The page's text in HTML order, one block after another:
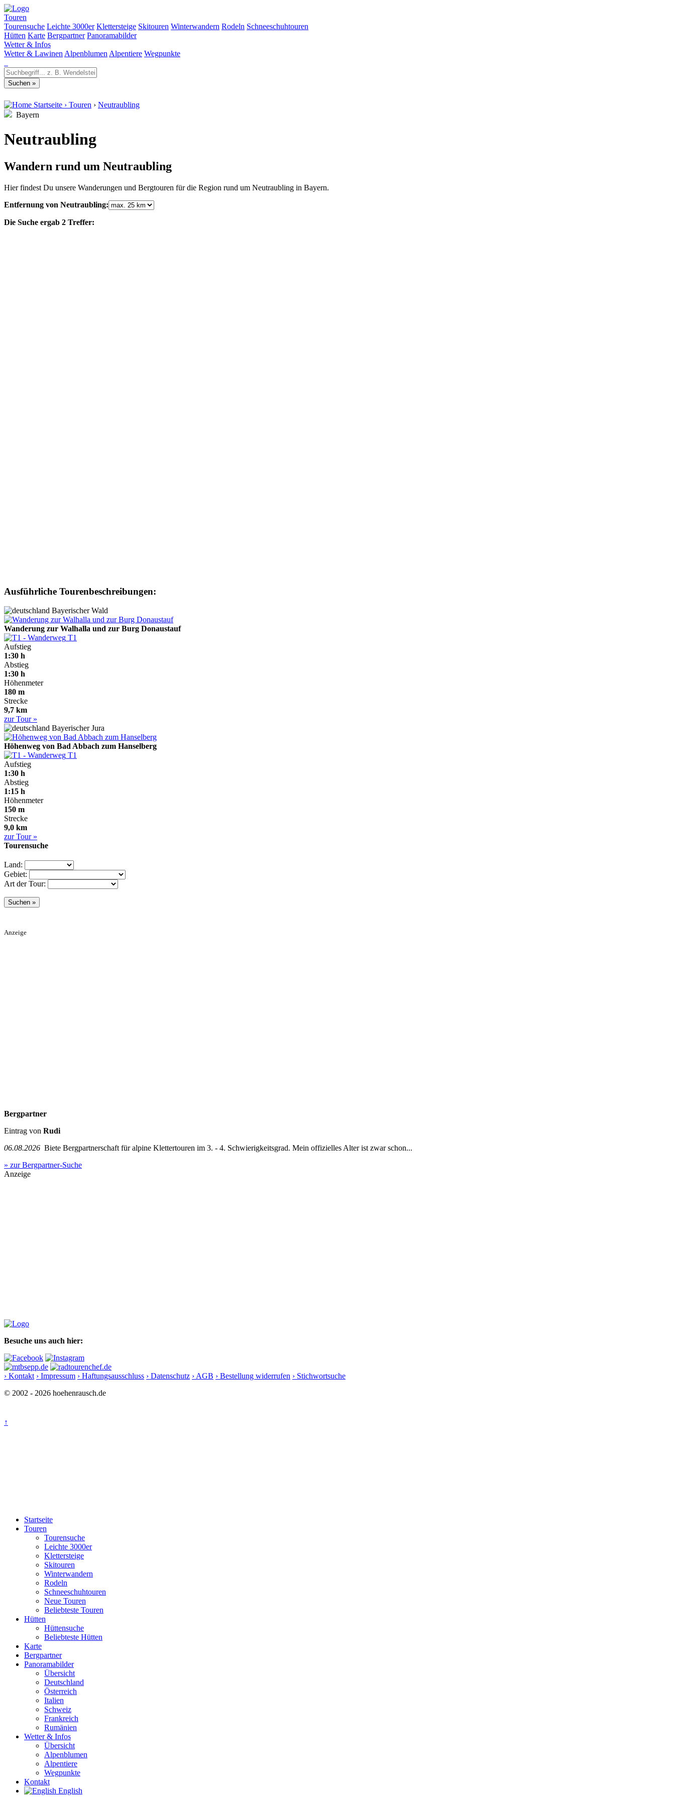
Touren
Tourensuche Leichte 3000er Klettersteige Skitouren Winterwandern Rodeln Schneeschuhtouren
Hütten Karte Bergpartner Panoramabilder
Wetter & Infos
Wetter & Lawinen Alpenblumen Alpentiere Wegpunkte
Startseite › Touren › Neutraubling
Bayern
Neutraubling
Wandern rund um Neutraubling
Hier findest Du unsere Wanderungen und Bergtouren für die Region rund um Neutraubling in Bayern.
Entfernung von Neutraubling:
Die Suche ergab 2 Treffer:
Ausführliche Tourenbeschreibungen:
Bayerischer Wald
Wanderung zur Walhalla und zur Burg Donaustauf
T1
Aufstieg
1:30 h
Abstieg
1:30 h
Höhenmeter
180 m
Strecke
9,7 km
zur Tour »
Bayerischer Jura
Höhenweg von Bad Abbach zum Hanselberg
T1
Aufstieg
1:30 h
Abstieg
1:15 h
Höhenmeter
150 m
Strecke
9,0 km
zur Tour »
Tourensuche
Land:
Gebiet:
Art der Tour:
Anzeige
Bergpartner
Eintrag von Rudi
06.08.2026 Biete Bergpartnerschaft für alpine Klettertouren im 3. - 4. Schwierigkeitsgrad. Mein offizielles Alter ist zwar schon...
» zur Bergpartner-Suche
Anzeige
Besuche uns auch hier:
› Kontakt › Impressum › Haftungsausschluss › Datenschutz › AGB › Bestellung widerrufen › Stichwortsuche
© 2002 - 2026 hoehenrausch.de
↑
Startseite
Touren
Tourensuche
Leichte 3000er
Klettersteige
Skitouren
Winterwandern
Rodeln
Schneeschuhtouren
Neue Touren
Beliebteste Touren
Hütten
Hüttensuche
Beliebteste Hütten
Karte
Bergpartner
Panoramabilder
Übersicht
Deutschland
Österreich
Italien
Schweiz
Frankreich
Rumänien
Wetter & Infos
Übersicht
Alpenblumen
Alpentiere
Wegpunkte
Kontakt
English